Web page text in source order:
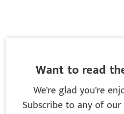
Want to read
We’re glad you’re
Subscribe to any of